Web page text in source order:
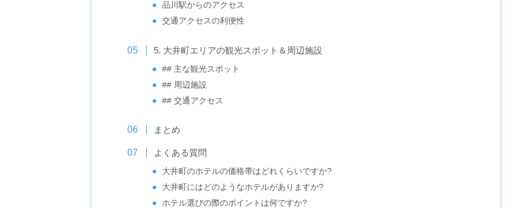
品川駅からのアクセス
交通アクセスの利便性
5. 大井町エリアの観光スポット＆周辺施設
## 主な観光スポット
## 周辺施設
## 交通アクセス
まとめ
よくある質問
大井町のホテルの価格帯はどれくらいですか?
大井町にはどのようなホテルがありますか?
ホテル選びの際のポイントは何ですか?